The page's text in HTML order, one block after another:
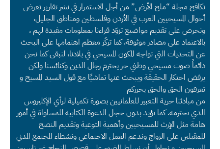
تكافح مجلة “ملح الأرض” من أجل الاستمرار في نشر تقارير تعرض
أحوال المسيحيين العرب في الأردن وفلسطين ومناطق الجليل،
ونحرص على تقديم مواضيع تزوّد قراءنا بمعلومات مفيدة لهم ،
بالاعتماد على مصادر موثوقة، كما تركّز معظم اهتمامها على البحث
عن التحديات التي تواجه المكون المسيحي في بلادنا، لنبقى كما نحن
دائماً صوت مسيحي وطني حر يحترم رجال الدين وكنائسنا ولكن
يرفض احتكار الحقيقة ويبحث عنها تماشيًا مع قول السيد المسيح و
تعرفون الحق والحق يحرركم
من مبادئنا حرية التعبير للعلمانيين بصورة تكميلية لرأي الإكليروس
الذي نحترمه. كما نؤيد بدون خجل الدعوة الكتابية للمساواة في أمور
هامة مثل الإرث للمسيحيين وأهمية التوعية وتقديم النصح
للمقبلين على الزواج وندعم العمل الاجتماعي ونشطاء المجتمع المدني